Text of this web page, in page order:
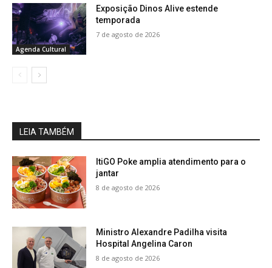
Agenda Cultural
Exposição Dinos Alive estende
temporada
7 de agosto de 2026
LEIA TAMBÉM
ItiGO Poke amplia atendimento para o
jantar
8 de agosto de 2026
Ministro Alexandre Padilha visita
Hospital Angelina Caron
8 de agosto de 2026